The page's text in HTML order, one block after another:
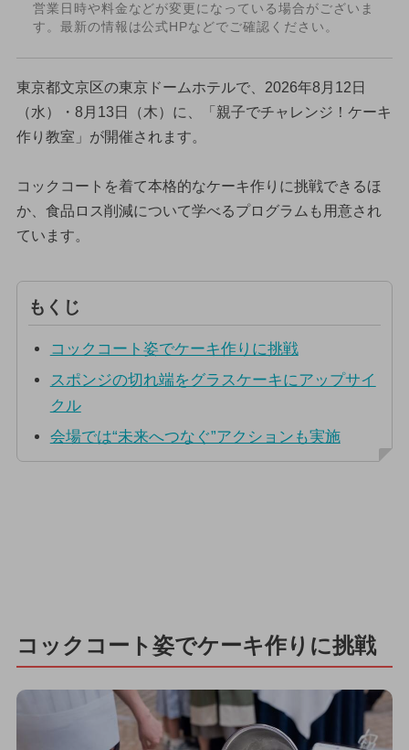
営業日時や料金などが変更になっている場合がございま
す。最新の情報は公式HPなどでご確認ください。
東京都文京区の東京ドームホテルで、2026年8月12日
（水）・8月13日（木）に、「親子でチャレンジ！ケーキ
作り教室」が開催されます。
コックコートを着て本格的なケーキ作りに挑戦できるほ
か、食品ロス削減について学べるプログラムも用意され
ています。
もくじ
コックコート姿でケーキ作りに挑戦
スポンジの切れ端をグラスケーキにアップサイ
クル
会場では“未来へつなぐ”アクションも実施
コックコート姿でケーキ作りに挑戦